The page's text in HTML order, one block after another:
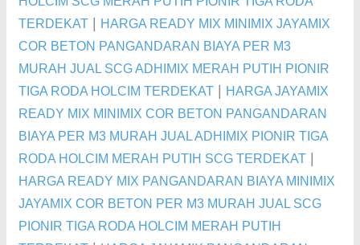
TERDEKAT
HARGA READY MIX MINIMIX JAYAMIX
COR BETON PANGANDARAN BIAYA PER M3
MURAH JUAL SCG ADHIMIX MERAH PUTIH PIONIR
TIGA RODA HOLCIM TERDEKAT
HARGA JAYAMIX
READY MIX MINIMIX COR BETON PANGANDARAN
BIAYA PER M3 MURAH JUAL ADHIMIX PIONIR TIGA
RODA HOLCIM MERAH PUTIH SCG TERDEKAT
HARGA READY MIX PANGANDARAN BIAYA MINIMIX
JAYAMIX COR BETON PER M3 MURAH JUAL SCG
PIONIR TIGA RODA HOLCIM MERAH PUTIH